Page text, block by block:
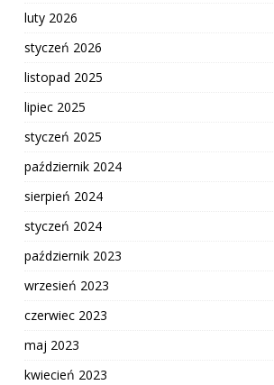
luty 2026
styczeń 2026
listopad 2025
lipiec 2025
styczeń 2025
październik 2024
sierpień 2024
styczeń 2024
październik 2023
wrzesień 2023
czerwiec 2023
maj 2023
kwiecień 2023